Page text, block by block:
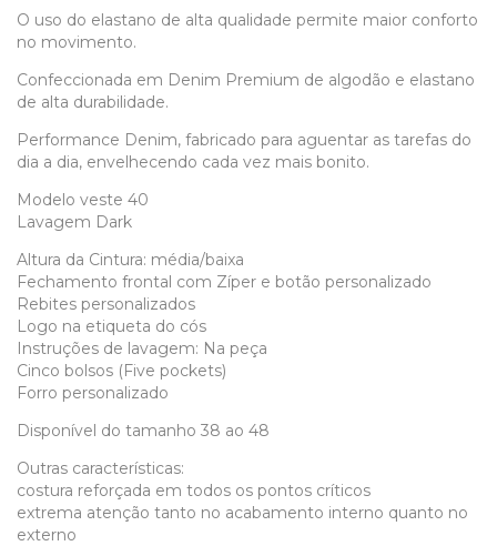
O uso do elastano de alta qualidade permite maior conforto
no movimento.
Confeccionada em Denim Premium de algodão e elastano
de alta durabilidade.
Performance Denim, fabricado para aguentar as tarefas do
dia a dia, envelhecendo cada vez mais bonito.
Modelo veste 40
Lavagem Dark
Altura da Cintura: média/baixa
Fechamento frontal com Zíper e botão personalizado
Rebites personalizados
Logo na etiqueta do cós
Instruções de lavagem: Na peça
Cinco bolsos (Five pockets)
Forro personalizado
Disponível do tamanho 38 ao 48
Outras características:
costura reforçada em todos os pontos críticos
extrema atenção tanto no acabamento interno quanto no
externo